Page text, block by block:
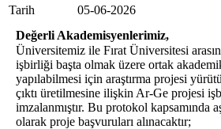
Tarih
05-06-2026
Değerli Akademisyenlerimiz,
Üniversitemiz ile Fırat Üniversitesi
işbirliği başta olmak üzere ortak
yapılabilmesi için araştırma projesi
çıktı üretilmesine ilişkin Ar-Ge projesi
imzalanmıştır. Bu protokol kapsamında
olarak proje başvuruları alınacaktır;